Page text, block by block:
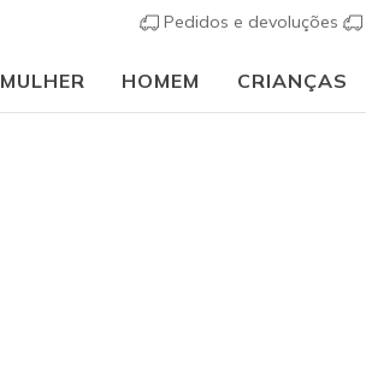
Pedidos e devoluções
MULHER HOMEM CRIANÇAS